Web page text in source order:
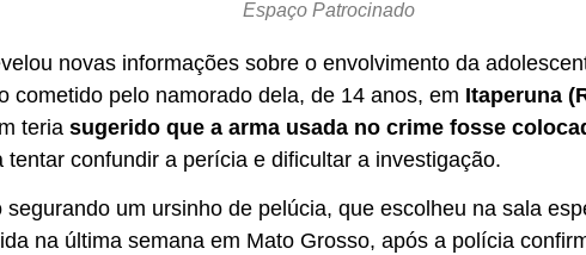
Espaço Patrocinado
novas informações sobre o envolvimento da
cometido pelo namorado dela, de 14 anos, em Itaperuna
teria sugerido que a arma usada no crime fosse
tentar confundir a perícia e dificultar a investigação.
um ursinho de pelúcia, que escolheu na sala
na última semana em Mato Grosso, após a polícia